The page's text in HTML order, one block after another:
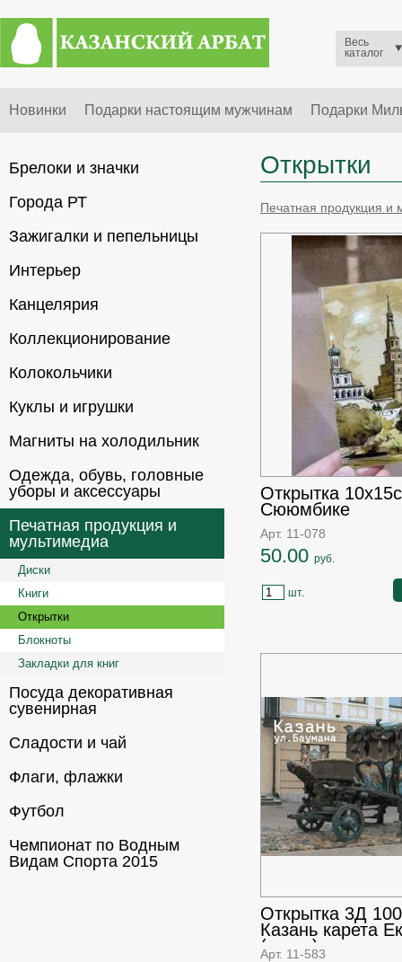
Весь
каталог
Новинки Подарки настоящим мужчинам Подарки
Брелоки и значки
Города РТ
Зажигалки и пепельницы
Интерьер
Канцелярия
Коллекционирование
Колокольчики
Куклы и игрушки
Магниты на холодильник
Одежда, обувь, головные
уборы и аксессуары
Печатная продукция и
мультимедиа
Диски
Книги
Открытки
Блокноты
Закладки для книг
Посуда декоративная
сувенирная
Сладости и чай
Флаги, флажки
Футбол
Чемпионат по Водным
Видам Спорта 2015
Открытки
Печатная продукция и
Открытка
Сююмбике
Арт. 11-078
50.00 руб.
шт.
Открытка 3Д
Казань карета
(театр)
Арт. 11-583